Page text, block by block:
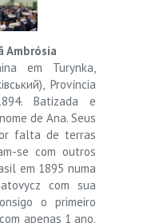
Ambrósia
em Turynka,
Província
Batizada e
de Ana. Seus
falta de terras
se com outros
em 1895 numa
com sua
o primeiro
apenas 1 ano.